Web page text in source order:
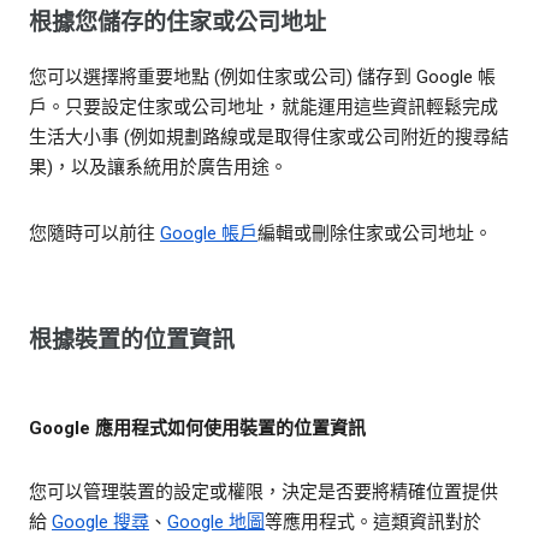
根據您儲存的住家或公司地址
您可以選擇將重要地點 (例如住家或公司) 儲存到 Google 帳
戶。只要設定住家或公司地址，就能運用這些資訊輕鬆完成
生活大小事 (例如規劃路線或是取得住家或公司附近的搜尋結
果)，以及讓系統用於廣告用途。
您隨時可以前往 Google 帳戶編輯或刪除住家或公司地址。
根據裝置的位置資訊
Google 應用程式如何使用裝置的位置資訊
您可以管理裝置的設定或權限，決定是否要將精確位置提供
給 Google 搜尋 、 Google 地圖等應用程式。這類資訊對於